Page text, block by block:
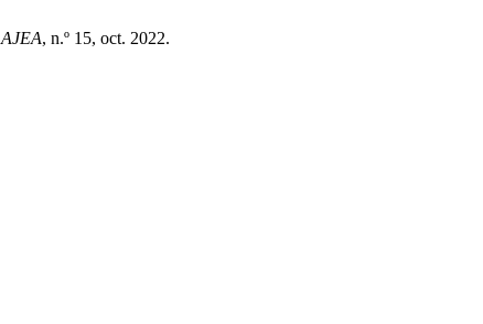
AJEA, n.º 15, oct. 2022.